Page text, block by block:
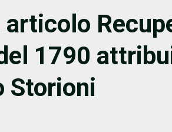
articolo
1790
Storioni